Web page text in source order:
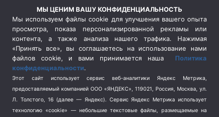
(510)
Сельское хозяйство (3)
Социальная политика
(3)
Спецоперация в Украине
Спецоперация на Украине
(404)
Спорт (740)
Терроризм (1)
Транспорт (262)
МЫ ЦЕНИМ ВАШУ КОНФИДЕНЦИАЛЬНОСТЬ
Мы используем файлы cookie для улучшения вашего опыта
просмотра, показа персонализированной рекламы или
контента, а также анализа нашего трафика. Нажимая
«Принять все», вы соглашаетесь на использование нами
файлов cookie, и вами принимается наша Политика
конфиденциальности.
Этот сайт использует сервис веб-аналитики Яндекс Метрика,
предоставляемый компанией ООО «ЯНДЕКС», 119021, Россия, Москва, ул.
Л. Толстого, 16 (далее — Яндекс). Сервис Яндекс Метрика использует
технологию «cookie» — небольшие текстовые файлы, размещаемые на